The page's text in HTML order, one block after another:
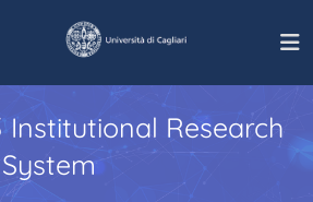
Institutional Research